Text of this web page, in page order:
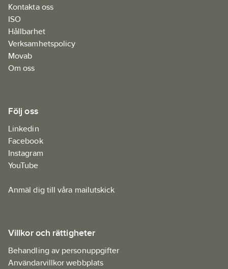
Kontakta oss
ISO
Hållbarhet
Verksamhetspolicy
Movab
Om oss
Följ oss
Linkedin
Facebook
Instagram
YouTube
Anmäl dig till våra mailutskick
Villkor och rättigheter
Behandling av personuppgifter
Användarvillkor webbplats